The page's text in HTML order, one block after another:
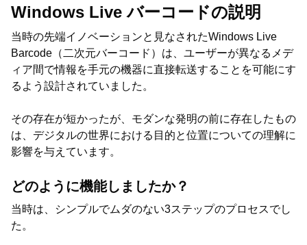
Windows Live バーコードの説明
当時の先端イノベーションと見なされたWindows Live
Barcode（二次元バーコード）は、ユーザーが異なるメデ
ィア間で情報を手元の機器に直接転送することを可能にす
るよう設計されていました。
その存在が短かったが、モダンな発明の前に存在したもの
は、デジタルの世界における目的と位置についての理解に
影響を与えています。
どのように機能しましたか？
当時は、シンプルでムダのない3ステップのプロセスでし
た。